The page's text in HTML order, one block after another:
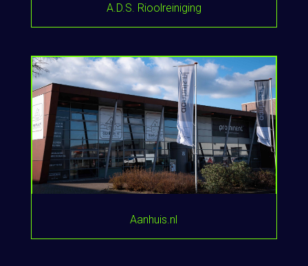
A.D.S. Rioolreiniging
Aanhuis.nl